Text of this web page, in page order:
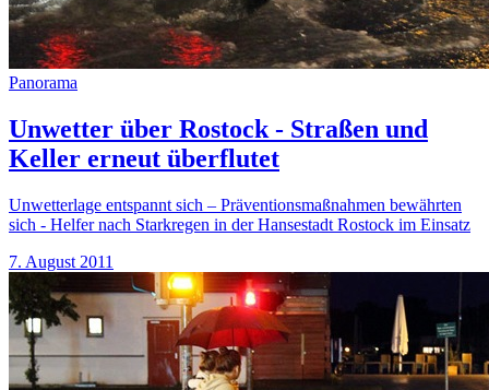
Panorama
Unwetter über Rostock - Straßen und
Keller erneut überflutet
Unwetterlage entspannt sich – Präventionsmaßnahmen bewährten
sich - Helfer nach Starkregen in der Hansestadt Rostock im Einsatz
7. August 2011